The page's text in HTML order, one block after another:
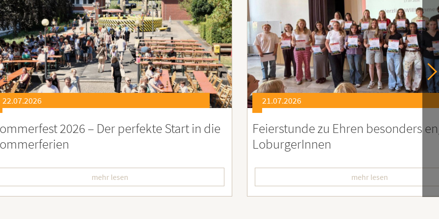
21.07.2026
zu Ehren besonders engagierter
mehr lesen
21.07.2026
Soziales Engagement für
Ruanda – Wir sind dabei!
mehr lesen